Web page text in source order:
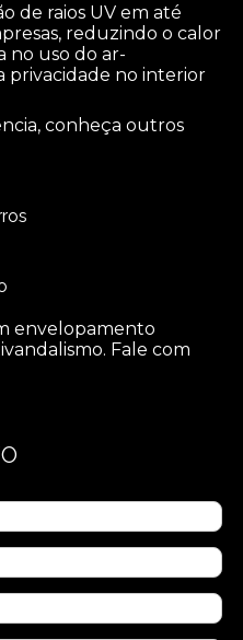
de raios UV em até
reduzindo o calor
no uso do ar-
privacidade no interior
conheça outros
envelopamento
Fale com